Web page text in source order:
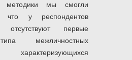
методики мы смогли
что у респондентов
отсутствуют первые
межличностных
характеризующихся